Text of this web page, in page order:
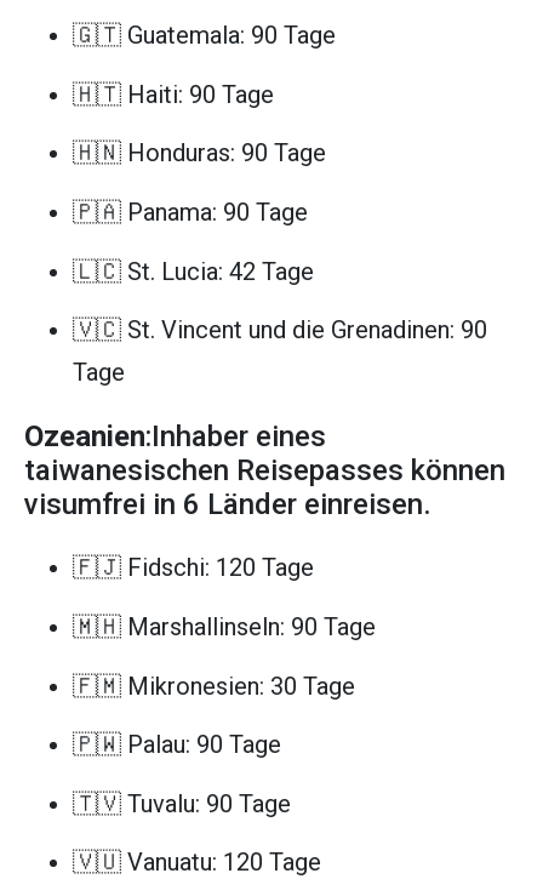
🇬🇹 Guatemala: 90 Tage
🇭🇹 Haiti: 90 Tage
🇭🇳 Honduras: 90 Tage
🇵🇦 Panama: 90 Tage
🇱🇨 St. Lucia: 42 Tage
🇻🇨 St. Vincent und die Grenadinen: 90
Tage
Ozeanien:Inhaber eines
taiwanesischen Reisepasses können
visumfrei in 6 Länder einreisen.
🇫🇯 Fidschi: 120 Tage
🇲🇭 Marshallinseln: 90 Tage
🇫🇲 Mikronesien: 30 Tage
🇵🇼 Palau: 90 Tage
🇹🇻 Tuvalu: 90 Tage
🇻🇺 Vanuatu: 120 Tage